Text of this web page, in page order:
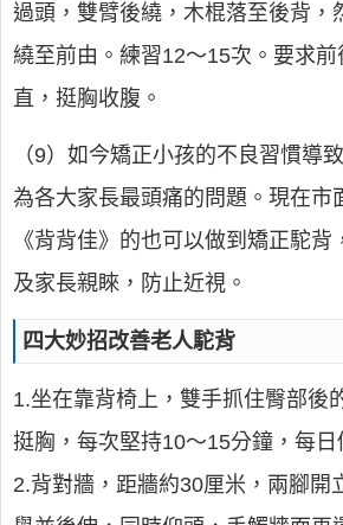
過頭，雙臂後繞，木棍落至後背，
繞至前由。練習12～15次。要求
直，挺胸收腹。
（9）如今矯正小孩的不良習慣導
為各大家長最頭痛的問題。現在市
《背背佳》的也可以做到矯正駝
及家長親睞，防止近視。
四大妙招改善老人駝背
1.坐在靠背椅上，雙手抓住臀部後
挺胸，每次堅持10～15分鐘，每日
2.背對牆，距牆約30厘米，兩腳開